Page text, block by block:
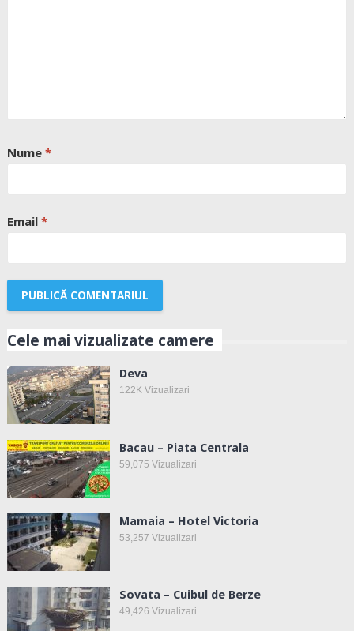
Nume *
Email *
Cele mai vizualizate camere
Deva
122KVizualizari
Bacau – Piata Centrala
59,075 Vizualizari
Mamaia – Hotel Victoria
53,257 Vizualizari
Sovata – Cuibul de Berze
49,426 Vizualizari